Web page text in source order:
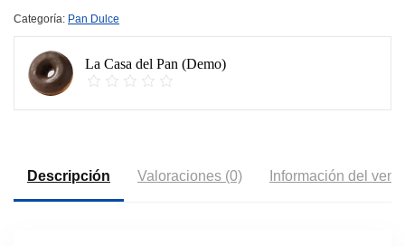
Categoría: Pan Dulce
La Casa del Pan (Demo)
Descripción Valoraciones (0) Información del